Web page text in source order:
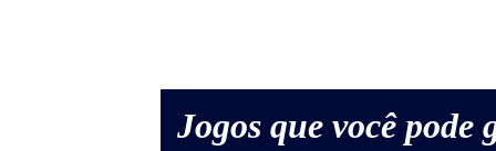
Jogos que você pode